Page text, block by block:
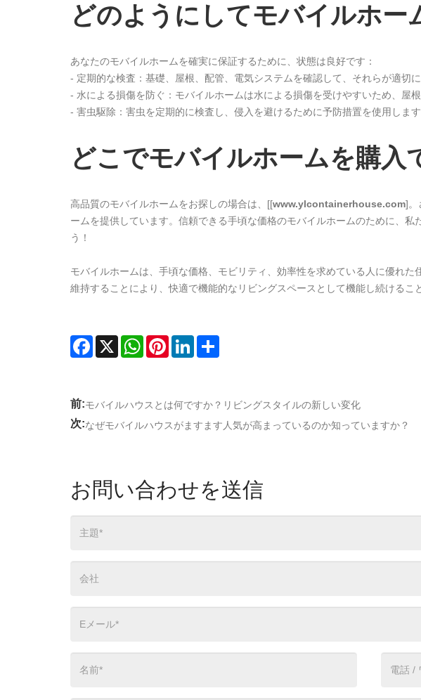
どのようにしてモバイルホー
あなたのモバイルホームを確実に保証するために、状態は良好です：
- 定期的な検査：基礎、屋根、配管、電気システムを確認して、それらが適切
- 水による損傷を防ぐ：モバイルホームは水による損傷を受けやすいため、屋
- 害虫駆除：害虫を定期的に検査し、侵入を避けるために予防措置を使用しま
どこでモバイルホームを購入
高品質のモバイルホームをお探しの場合は、[[www.ylcontainerhouse.com]。
ームを提供しています。信頼できる手頃な価格のモバイルホームのために、
う！
モバイルホームは、手頃な価格、モビリティ、効率性を求めている人に優れ
維持することにより、快適で機能的なリビングスペースとして機能し続けるこ
Facebook
X WhatsAppPinterestLinkedIn
前:モバイルハウスとは何ですか？リビングスタイルの新しい変化
次:なぜモバイルハウスがますます人気が高まっているのか知っていますか？
お問い合わせを送信